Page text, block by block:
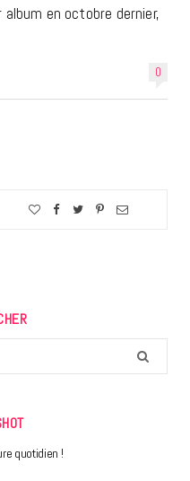
en octobre dernier,
0
quotidien !